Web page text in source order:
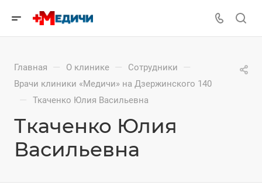
Главная — О клинике — Сотрудники —
Врачи клиники «Медичи» на Дзержинского 140
— Ткаченко Юлия Васильевна
Ткаченко Юлия
Васильевна